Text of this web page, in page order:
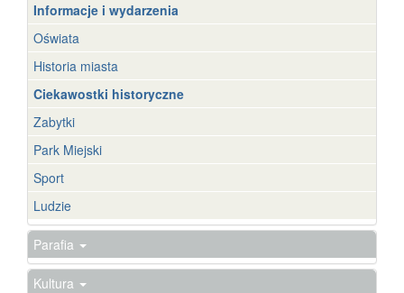
Informacje i wydarzenia
Oświata
Historia miasta
Ciekawostki historyczne
Zabytki
Park Miejski
Sport
Ludzie
Parafia
Kultura